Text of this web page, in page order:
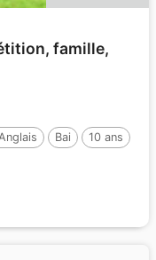
famille,
Bai
10 ans